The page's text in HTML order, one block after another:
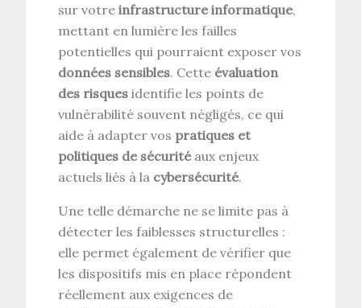
sur votreinfrastructure informatique,
mettant en lumière les failles
potentielles qui pourraient exposer vos
données sensibles. Cette évaluation
des risques identifie les points de
vulnérabilité souvent négligés, ce qui
aide à adapter vos pratiques et
politiques de sécuritéaux enjeux
actuels liés à la cybersécurité.
Une telle démarche ne se limite pas à
détecter les faiblesses structurelles :
elle permet également de vérifier que
les dispositifs mis en place répondent
réellement aux exigences de